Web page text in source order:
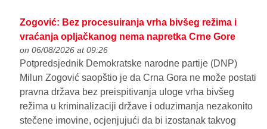
Zogović: Bez procesuiranja vrha bivšeg režima i
vraćanja opljačkanog nema napretka Crne Gore
on 06/08/2026 at 09:26
Potpredsjednik Demokratske narodne partije (DNP)
Milun Zogović saopštio je da Crna Gora ne može postati
pravna država bez preispitivanja uloge vrha bivšeg
režima u kriminalizaciji države i oduzimanja nezakonito
stečene imovine, ocjenjujući da bi izostanak takvog